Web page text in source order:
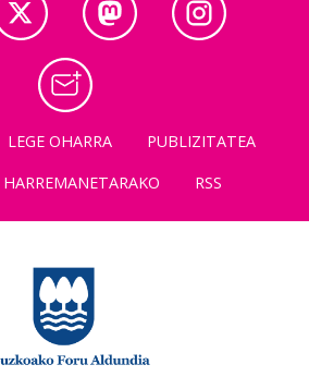
LEGE OHARRA
PUBLIZITATEA
HARREMANETARAKO RSS